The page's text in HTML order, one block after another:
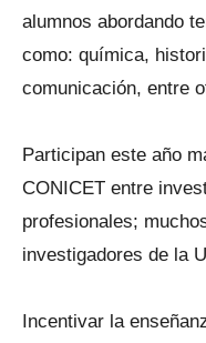
alumnos abordando
como: química,
comunicación, entre
Participan este año
CONICET entre
profesionales;
investigadores de la
Incentivar la